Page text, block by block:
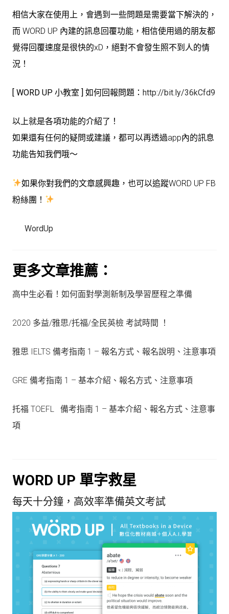
相信大家在使用上，會遇到一些問題是需要當下解決的，
而 WORD UP 內建的訊息回覆功能，相信使用過的朋友都
覺得回覆速度是很快的xD，絕對不會發生照不到人的情
況！
[ WORD UP 小教室 ] 如何回報問題： http://bit.ly/36kCfd9
以上就是各項功能的介紹了！
如果還有任何的疑問或建議，都可以再透過app內的訊息
功能告知我們哦～
如果你對我們的文章感興趣，也可以追蹤WORD UP FB
粉絲團！
WordUp
更多文章推薦：
高中生必看！如何面對學測新制及學習歷程之準備
2020 多益/雅思/托福/全民英檢 考試時間 ！
雅思 IELTS 備考指南 1 – 報名方式、報名說明、注意事項
GRE 備考指南 1 – 基本介紹、報名方式、注意事項
托福 TOEFL 備考指南 1 – 基本介紹、報名方式、注意事
項
WORD UP 單字救星
每天十分鐘，高效率準備英文考試